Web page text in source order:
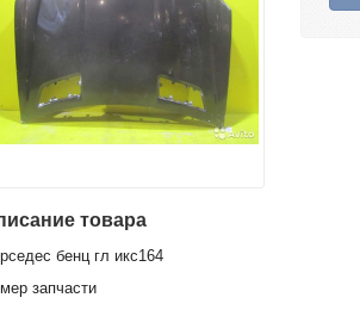
товара
бенц гл икс164
запчасти